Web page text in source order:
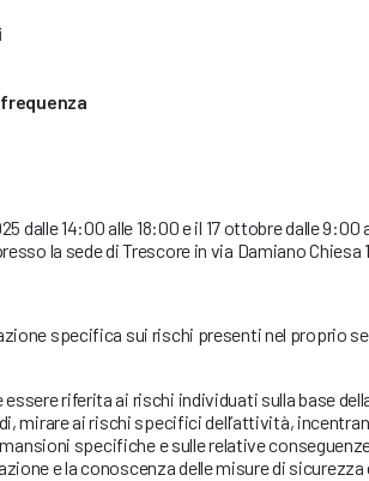
dalle 14:00 alle 18:00 e il 17 ottobre dalle 9:00
la sede di Trescore in via Damiano Chiesa
specifica sui rischi presenti nel proprio
riferita ai rischi individuati sulla base
mirare ai rischi specifici dell’attività,
specifiche e sulle relative
e la conoscenza delle misure di sicurezza